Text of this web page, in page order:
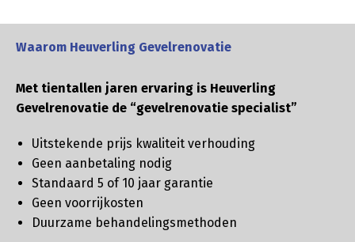
Waarom Heuverling Gevelrenovatie
Met tientallen jaren ervaring is Heuverling
Gevelrenovatie de “gevelrenovatie specialist”
Uitstekende prijs kwaliteit verhouding
Geen aanbetaling nodig
Standaard 5 of 10 jaar garantie
Geen voorrijkosten
Duurzame behandelingsmethoden